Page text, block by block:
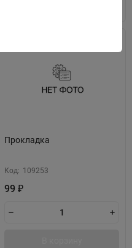
Прокладка
Код: 109253
99 ₽